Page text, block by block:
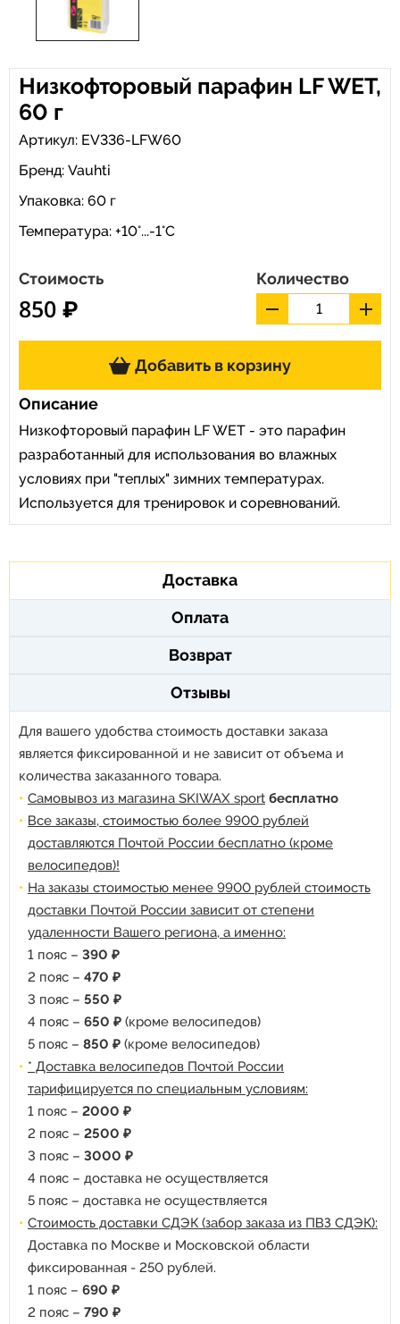
Низкофторовый парафин LF WET,
60 г
Артикул: EV336-LFW60
Бренд: Vauhti
Упаковка: 60 г
Температура: +10°...-1°С
Стоимость
850 ₽
Количество
Добавить в корзину
Описание
Низкофторовый парафин LF WET - это парафин
разработанный для использования во влажных
условиях при "теплых" зимних температурах.
Используется для тренировок и соревнований.
Доставка
Оплата
Возврат
Отзывы
Для вашего удобства стоимость доставки заказа
является фиксированной и не зависит от объема и
количества заказанного товара.
Самовывоз из магазина SKIWAX sport бесплатно
Все заказы, стоимостью более 9900 рублей
доставляются Почтой России бесплатно (кроме
велосипедов)!
На заказы стоимостью менее 9900 рублей стоимость
доставки Почтой России зависит от степени
удаленности Вашего региона, а именно:
1 пояс – 390 ₽
2 пояс – 470 ₽
3 пояс – 550 ₽
4 пояс – 650 ₽ (кроме велосипедов)
5 пояс – 850 ₽ (кроме велосипедов)
* Доставка велосипедов Почтой России
тарифицируется по специальным условиям:
1 пояс – 2000 ₽
2 пояс – 2500 ₽
3 пояс – 3000 ₽
4 пояс – доставка не осуществляется
5 пояс – доставка не осуществляется
Стоимость доставки СДЭК (забор заказа из ПВЗ СДЭК):
Доставка по Москве и Московской области
фиксированная - 250 рублей.
1 пояс – 690 ₽
2 пояс – 790 ₽